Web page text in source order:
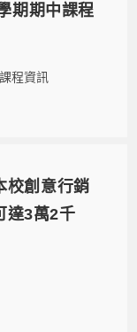
期期中課程
課程資訊
校創意行銷
達3萬2千